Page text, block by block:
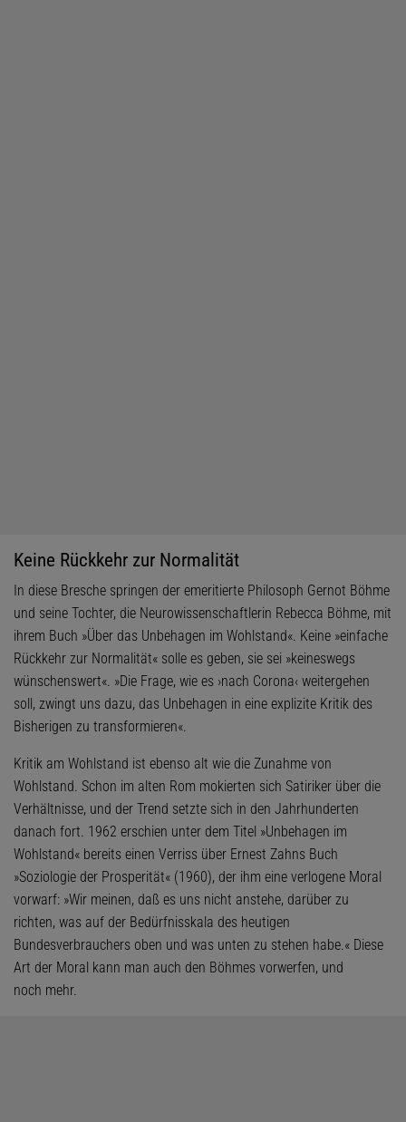
Keine Rückkehr zur Normalität
In diese Bresche springen der emeritierte Philosoph Gernot Böhme
und seine Tochter, die Neurowissenschaftlerin Rebecca Böhme, mit
ihrem Buch »Über das Unbehagen im Wohlstand«. Keine »einfache
Rückkehr zur Normalität« solle es geben, sie sei »keineswegs
wünschenswert«. »Die Frage, wie es ›nach Corona‹ weitergehen
soll, zwingt uns dazu, das Unbehagen in eine explizite Kritik des
Bisherigen zu transformieren«.
Kritik am Wohlstand ist ebenso alt wie die Zunahme von
Wohlstand. Schon im alten Rom mokierten sich Satiriker über die
Verhältnisse, und der Trend setzte sich in den Jahrhunderten
danach fort. 1962 erschien unter dem Titel »Unbehagen im
Wohlstand« bereits einen Verriss über Ernest Zahns Buch
»Soziologie der Prosperität« (1960), der ihm eine verlogene Moral
vorwarf: »Wir meinen, daß es uns nicht anstehe, darüber zu
richten, was auf der Bedürfnisskala des heutigen
Bundesverbrauchers oben und was unten zu stehen habe.« Diese
Art der Moral kann man auch den Böhmes vorwerfen, und
noch mehr.